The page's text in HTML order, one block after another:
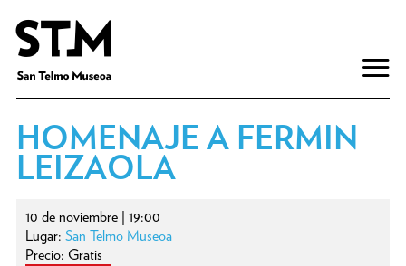
HOMENAJE A FERMIN
LEIZAOLA
10 de noviembre | 19:00
Lugar: San Telmo Museoa
Precio: Gratis